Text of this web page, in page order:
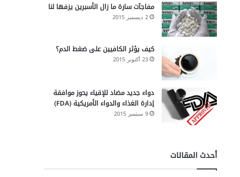
مفاجآت سارة ما زال الأسبرين يزفها لنا
2 ديسمبر 2015
كيف يؤثر الكافيين على ضغط الدم؟
23 أكتوبر 2015
دواء جديد مضاد للإقياء يحوز موافقة
إدارة الغذاء والدواء الأمريكية (FDA)
9 سبتمبر 2015
أحدث المقالات